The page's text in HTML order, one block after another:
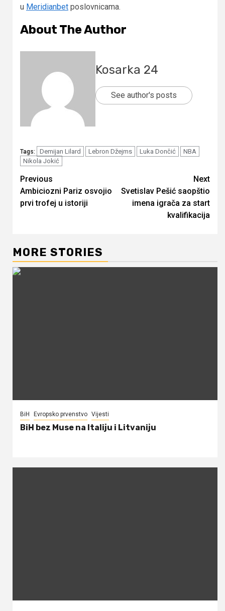
u Meridianbet poslovnicama.
About The Author
Kosarka 24
See author's posts
Tags: Demijan Lilard Lebron Džejms Luka Dončić
NBA
Nikola Jokić
Continue
Reading
Previous
Ambiciozni Pariz osvojio
prvi trofej u istoriji
Next
Svetislav Pešić saopštio
imena igrača za start
kvalifikacija
MORE STORIES
BiH Evropsko prvenstvo Vijesti
BiH bez Muse na Italiju i Litvaniju